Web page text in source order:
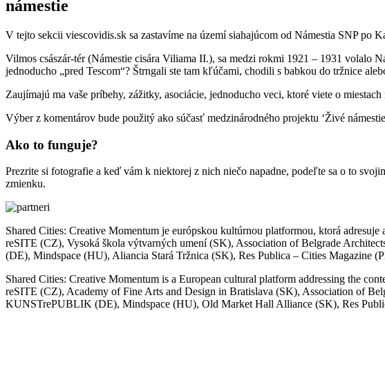
námestie
V tejto sekcii viescovidis.sk sa zastavíme na území siahajúcom od Námestia SNP po
Vilmos császár-tér (Námestie cisára Viliama II.), sa medzi rokmi 1921 – 1931 volalo
jednoducho „pred Tescom“? Štrngali ste tam kľúčami, chodili s babkou do tržnice
Zaujímajú ma vaše príbehy, zážitky, asociácie, jednoducho veci, ktoré viete o
Výber z komentárov bude použitý ako súčasť medzinárodného projektu ‘Živé
Ako to funguje?
Prezrite si fotografie a keď vám k niektorej z nich niečo napadne, podeľte sa o to
zmienku.
Shared Cities: Creative Momentum je európskou kultúrnou platformou, ktorá
reSITE (CZ), Vysoká škola výtvarných umení (SK), Association of Belgrade
(DE), Mindspace (HU), Aliancia Stará Tržnica (SK), Res Publica – Cities Magazine
Shared Cities: Creative Momentum is a European cultural platform addressing the
reSITE (CZ), Academy of Fine Arts and Design in Bratislava (SK), Association of
KUNSTrePUBLIK (DE), Mindspace (HU), Old Market Hall Alliance (SK), Res